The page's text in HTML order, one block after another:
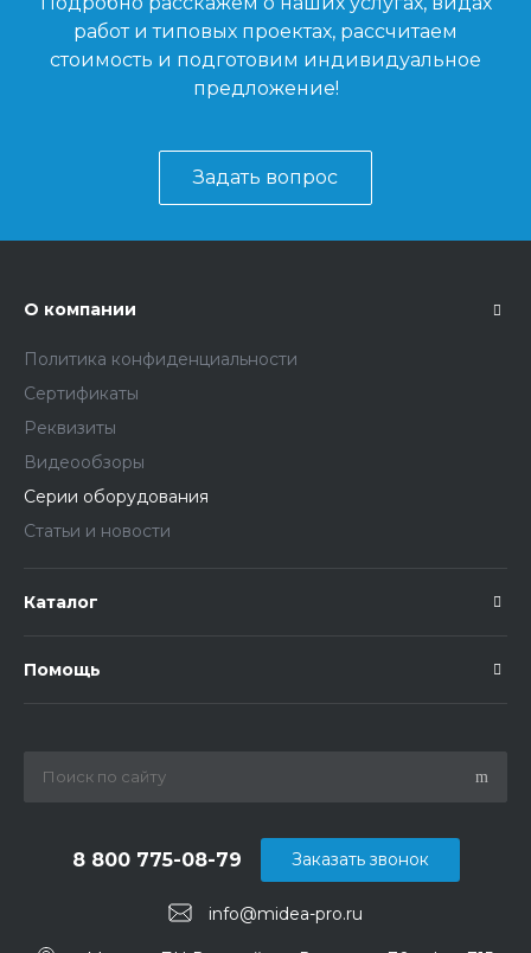
работ и типовых проектах, рассчитаем
стоимость и подготовим индивидуальное
предложение!
Задать вопрос
О компании
Политика конфиденциальности
Сертификаты
Реквизиты
Видеообзоры
Серии оборудования
Статьи и новости
Каталог
Помощь
info@midea-pro.ru
8 800 775-08-79 Заказать звонок